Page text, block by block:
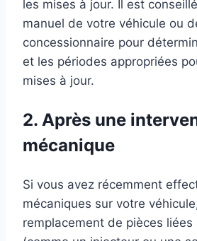
les mises à jour. Il est
manuel de votre véhicule ou
concessionnaire pour
et les périodes appropriées
mises à jour.
2. Après une
mécanique
Si vous avez récemment
mécaniques sur votre
remplacement de pièces liées